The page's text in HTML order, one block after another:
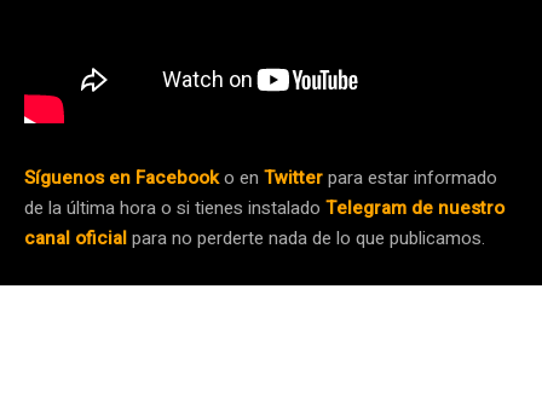
Síguenos en Facebooko en Twitterpara estar informado
de la última hora o si tienes instalado Telegram de nuestro
canal oficialpara no perderte nada de lo que publicamos.